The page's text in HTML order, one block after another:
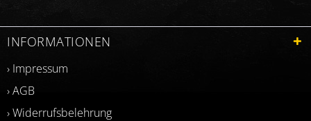
INFORMATIONEN
› Impressum
› AGB
› Widerrufsbelehrung